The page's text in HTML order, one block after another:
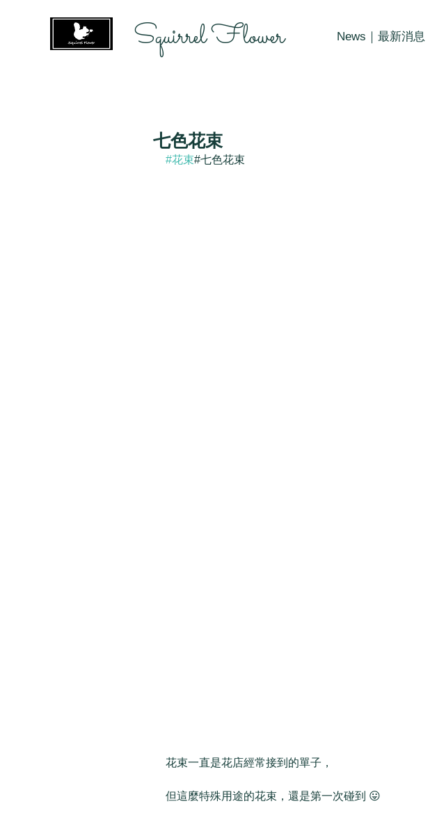
Squirrel Flower News｜最新消息
七色花束
#花束#七色花束
花束一直是花店經常接到的單子，
但這麼特殊用途的花束，還是第一次碰到 😛